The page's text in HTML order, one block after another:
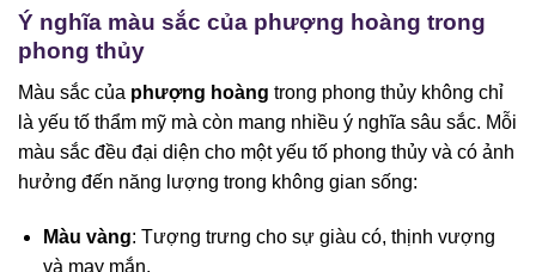
Ý nghĩa màu sắc của phượng hoàng trong
phong thủy
Màu sắc của phượng hoàng trong phong thủy không chỉ
là yếu tố thẩm mỹ mà còn mang nhiều ý nghĩa sâu sắc. Mỗi
màu sắc đều đại diện cho một yếu tố phong thủy và có ảnh
hưởng đến năng lượng trong không gian sống:
Màu vàng: Tượng trưng cho sự giàu có, thịnh vượng
và may mắn.